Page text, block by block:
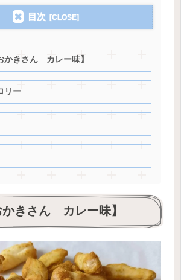
目次
かきさん カレー味】
リー
かきさん カレー味】